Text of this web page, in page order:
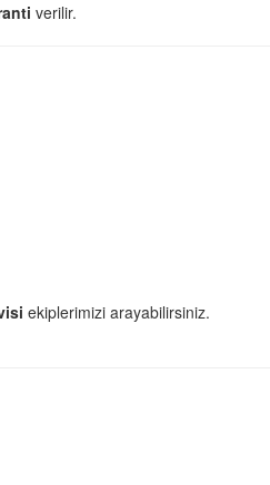
verilir.
ekiplerimizi arayabilirsiniz.